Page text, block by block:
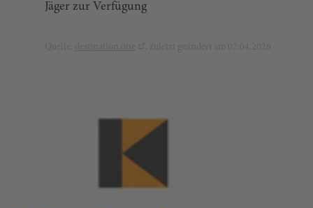
Jäger zur Verfügung